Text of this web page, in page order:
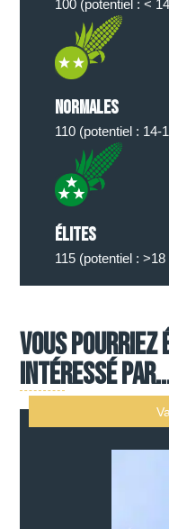
100 (potentiel : <
Normales
110 (potentiel : 14-
élites
115 (potentiel :
Vous
intéressé